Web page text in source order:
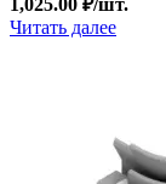
1,025.00 ₽/шт.
Читать далее